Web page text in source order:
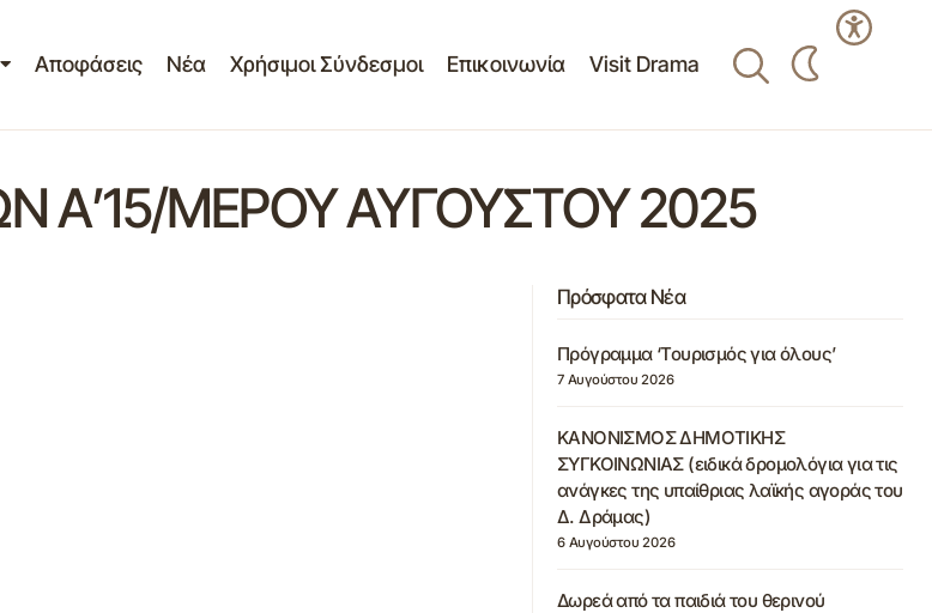
Αποφάσεις Νέα Χρήσιμοι Σύνδεσμοι Επικοινωνία Visit Drama
Α’15/ΜΕΡΟΥ ΑΥΓΟΥΣΤΟΥ 2025
Πρόσφατα Νέα
Πρόγραμμα ‘Τουρισμός για όλους’
7 Αυγούστου 2026
ΚΑΝΟΝΙΣΜΟΣ ΔΗΜΟΤΙΚΗΣ
ΣΥΓΚΟΙΝΩΝΙΑΣ (ειδικά δρομολόγια για τις
ανάγκες της υπαίθριας λαϊκής αγοράς του
Δ. Δράμας)
6 Αυγούστου 2026
Δωρεά από τα παιδιά του θερινού